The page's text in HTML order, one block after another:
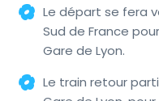
Le départ se fera
Sud de France
Gare de Lyon.
Le train retour